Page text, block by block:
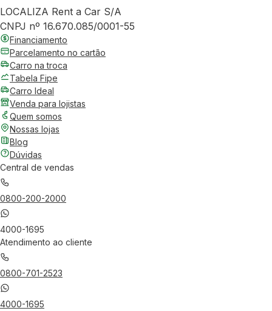
LOCALIZA Rent a Car S/A
CNPJ nº 16.670.085/0001-55
Financiamento
Parcelamento no cartão
Carro na troca
Tabela Fipe
Carro Ideal
Venda para lojistas
Quem somos
Nossas lojas
Blog
Dúvidas
Central de vendas
0800-200-2000
4000-1695
Atendimento ao cliente
0800-701-2523
4000-1695